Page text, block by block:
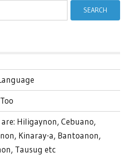
Hiligaynon, Cebuano,
Kinaray-a, Bantoanon,
Tausug etc